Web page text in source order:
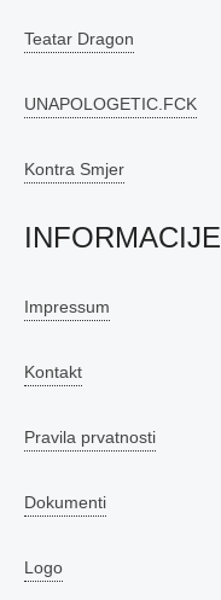
Teatar Dragon
UNAPOLOGETIC.FCK
Kontra Smjer
INFORMACIJE
Impressum
Kontakt
Pravila prvatnosti
Dokumenti
Logo